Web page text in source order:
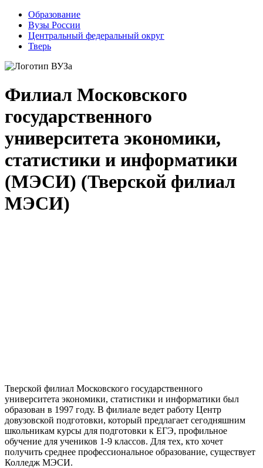
Образование
Вузы России
Центральный федеральный округ
Тверь
Филиал Московского
государственного
университета экономики,
статистики и информатики
(МЭСИ) (Тверской филиал
МЭСИ)
Тверской филиал Московского государственного
университета экономики, статистики и информатики был
образован в 1997 году. В филиале ведет работу Центр
довузовской подготовки, который предлагает сегодняшним
школьникам курсы для подготовки к ЕГЭ, профильное
обучение для учеников 1-9 классов. Для тех, кто хочет
получить среднее профессиональное образование, существует
Колледж МЭСИ.